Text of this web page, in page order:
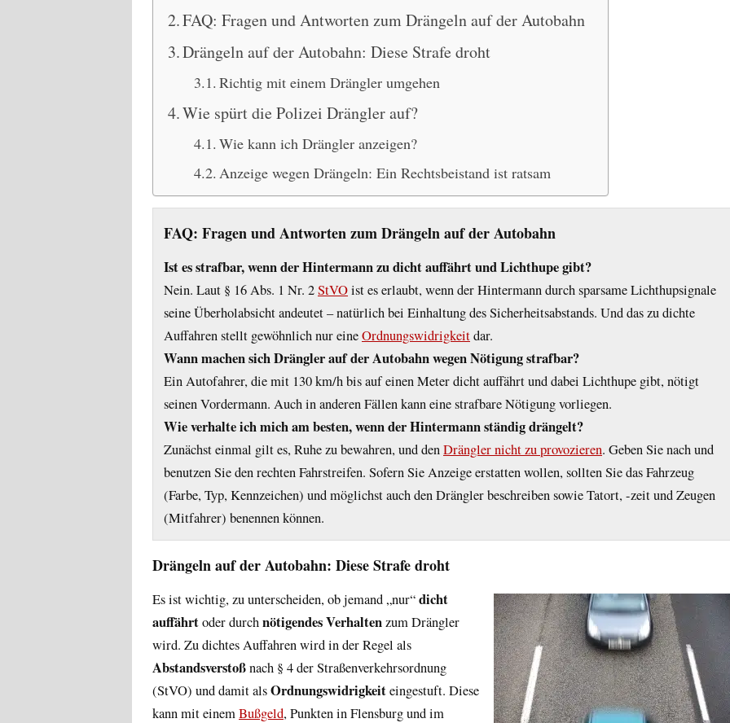
FAQ: Fragen und Antworten zum Drängeln auf der Autobahn
Drängeln auf der Autobahn: Diese Strafe droht
Richtig mit einem Drängler umgehen
Wie spürt die Polizei Drängler auf?
Wie kann ich Drängler anzeigen?
Anzeige wegen Drängeln: Ein Rechtsbeistand ist ratsam
FAQ: Fragen und Antworten zum Drängeln auf der Autobahn
Ist es strafbar, wenn der Hintermann zu dicht auffährt und Lichthupe gibt?
Nein. Laut § 16 Abs. 1 Nr. 2StVOist es erlaubt, wenn der Hintermann durch sparsame Lichthupsignale
seine Überholabsicht andeutet – natürlich bei Einhaltung des Sicherheitsabstands. Und das zu dichte
Auffahren stellt gewöhnlich nur eineOrdnungswidrigkeitdar.
Wann machen sich Drängler auf der Autobahn wegen Nötigung strafbar?
Ein Autofahrer, die mit 130 km/h bis auf einen Meter dicht auffährt und dabei Lichthupe gibt, nötigt
seinen Vordermann. Auch in anderen Fällen kann eine strafbare Nötigung vorliegen.
Wie verhalte ich mich am besten, wenn der Hintermann ständig drängelt?
Zunächst einmal gilt es, Ruhe zu bewahren, und denDrängler nicht zu provozieren. Geben Sie nach und
benutzen Sie den rechten Fahrstreifen. Sofern Sie Anzeige erstatten wollen, sollten Sie das Fahrzeug
(Farbe, Typ, Kennzeichen) und möglichst auch den Drängler beschreiben sowie Tatort, -zeit und Zeugen
(Mitfahrer) benennen können.
Drängeln auf der Autobahn: Diese Strafe droht
Es ist wichtig, zu unterscheiden, ob jemand „nur“dicht
auffährtoder durchnötigendes Verhaltenzum Drängler
wird. Zu dichtes Auffahren wird in der Regel als
Abstandsverstoßnach § 4 der Straßenverkehrsordnung
(StVO) und damit alsOrdnungswidrigkeiteingestuft. Diese
kann mit einemBußgeld, Punkten in Flensburg und im